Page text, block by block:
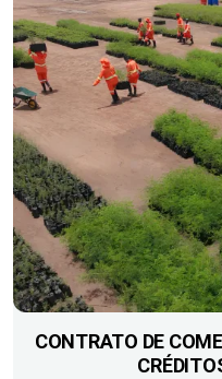
CONTRATO DE